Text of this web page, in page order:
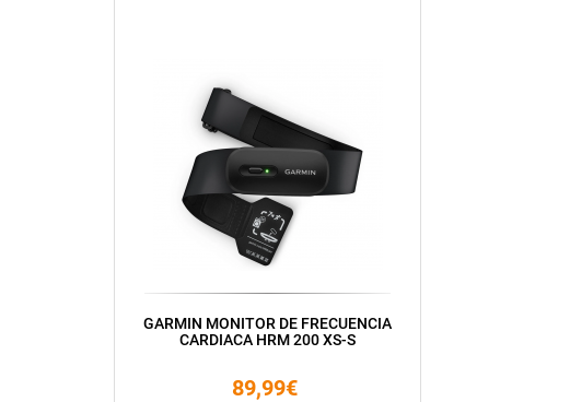
GARMIN MONITOR DE FRECUENCIA
CARDIACA HRM 200 XS-S
89,99€